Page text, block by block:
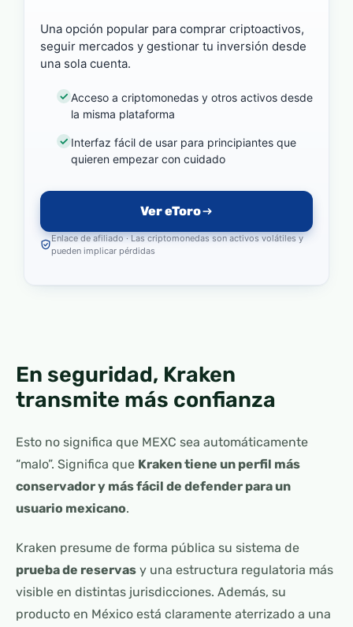
Una opción popular para comprar criptoactivos,
seguir mercados y gestionar tu inversión desde
una sola cuenta.
Acceso a criptomonedas y otros activos desde
la misma plataforma
Interfaz fácil de usar para principiantes que
quieren empezar con cuidado
Ver eToro
Enlace de afiliado · Las criptomonedas son activos volátiles y
pueden implicar pérdidas
En seguridad, Kraken
transmite más confianza
Esto no significa que MEXC sea automáticamente
“malo”. Significa que Kraken tiene un perfil más
conservador y más fácil de defender para un
usuario mexicano.
Kraken presume de forma pública su sistema de
prueba de reservas y una estructura regulatoria más
visible en distintas jurisdicciones. Además, su
producto en México está claramente aterrizado a una